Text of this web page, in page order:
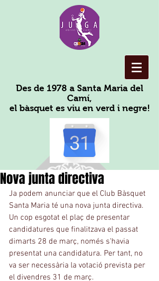
Des de 1978 a Santa Maria del
Camí,
el bàsquet es viu en verd i negre!
Nova junta directiva
Ja podem anunciar que el Club Bàsquet
Santa Maria té una nova junta directiva.
Un cop esgotat el plaç de presentar
candidatures que finalitzava el passat
dimarts 28 de març, només s'havia
presentat una candidatura. Per tant, no
va ser necessària la votació prevista per
el divendres 31 de març.